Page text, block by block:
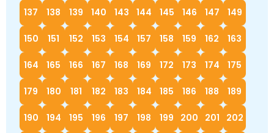
137 138 139 140 143 144 145 146 147 149
150 151 152 153 154 157 158 159 162 163
164 165 166 167 168 169 172 173 174 175
179 180 181 182 183 184 185 186 188 189
190 194 195 196 197 198 199 200 201 202